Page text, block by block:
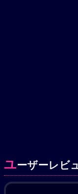
ユーザーレビ